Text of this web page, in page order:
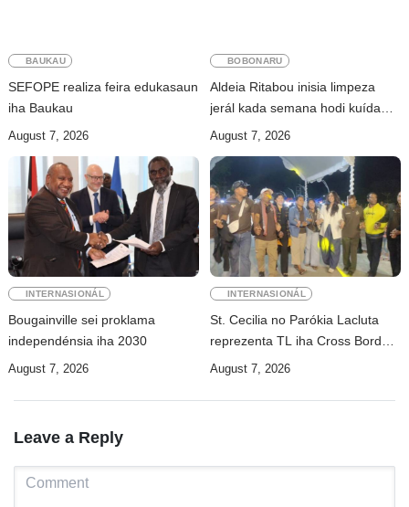
BAUKAU
SEFOPE realiza feira edukasaun
iha Baukau
August 7, 2026
BOBONARU
Aldeia Ritabou inisia limpeza
jerál kada semana hodi kuída
ambiente moos
August 7, 2026
INTERNASIONÁL
Bougainville sei proklama
independénsia iha 2030
August 7, 2026
INTERNASIONÁL
St. Cecilia no Parókia Lacluta
reprezenta TL iha Cross Border
Fest 2026 Atambua
August 7, 2026
Leave a Reply